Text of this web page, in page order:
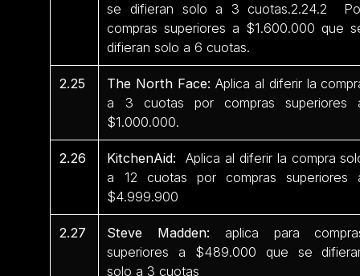
se difieran solo a 3 cuotas.2.24.2
compras superiores a $1.600.000 que
difieran solo a 6 cuotas.
2.25 The North Face: Aplica al diferir la
a 3 cuotas por compras superiores
$1.000.000.
2.26 KitchenAid:Aplica al diferir la compra
a 12 cuotas por compras superiores
$4.999.900
2.27 Steve Madden: aplica para
superiores a $489.000 que se
solo a 3 cuotas